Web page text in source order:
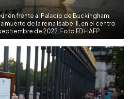
frente al Palacio de Buckingham,
muerte de la reina Isabel II, en el centro
de 2022. Foto EDH AFP